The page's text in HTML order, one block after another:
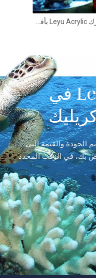
استشر خبراء Leyu في
والقيمة التي
بك، في الوقت المحدد